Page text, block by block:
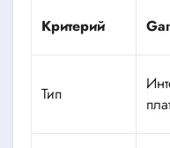
Критерий
Тип